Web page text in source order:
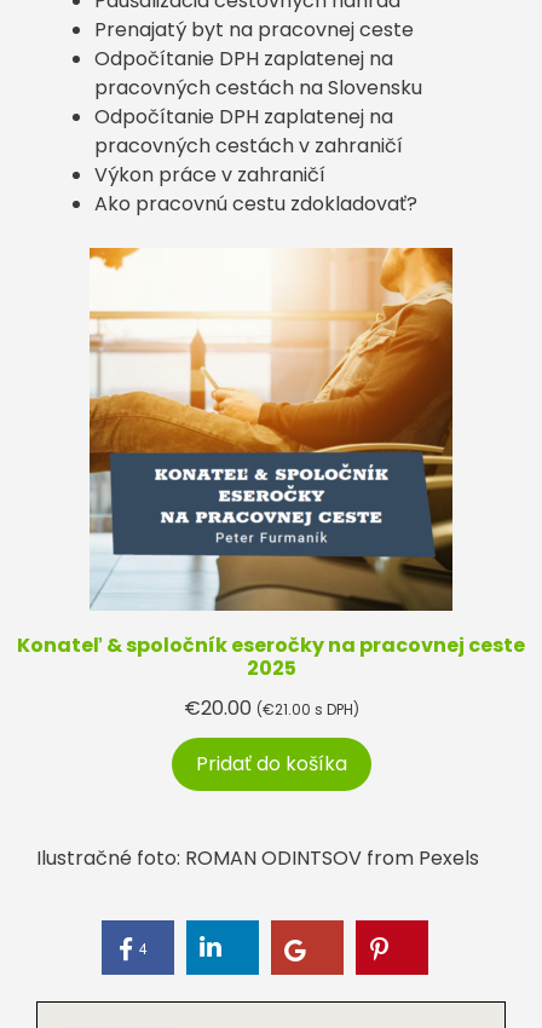
Prenajatý byt na pracovnej ceste
Odpočítanie DPH zaplatenej na
pracovných cestách na Slovensku
Odpočítanie DPH zaplatenej na
pracovných cestách v zahraničí
Výkon práce v zahraničí
Ako pracovnú cestu zdokladovať?
Konateľ & spoločník eseročky na pracovnej ceste
2025
€20.00 (€21.00 s DPH)
Pridať do košíka
Ilustračné foto: ROMAN ODINTSOV from Pexels
4